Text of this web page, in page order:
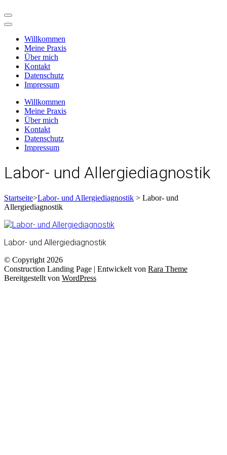
Zum
Inhalt
(Enter
drücken)
Willkommen
Meine Praxis
Über mich
Kontakt
Datenschutz
Impressum
Willkommen
Meine Praxis
Über mich
Kontakt
Datenschutz
Impressum
Labor- und Allergiediagnostik
Startseite>Labor- und Allergiediagnostik > Labor- und
Allergiediagnostik
Labor- und Allergiediagnostik
© Copyright 2026
Construction Landing Page | Entwickelt von Rara Theme
Bereitgestellt von WordPress